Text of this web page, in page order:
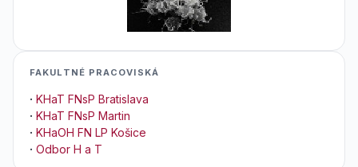
FAKULTNÉ PRACOVISKÁ
· KHaT FNsP Bratislava
· KHaT FNsP Martin
· KHaOH FN LP Košice
· Odbor H a T